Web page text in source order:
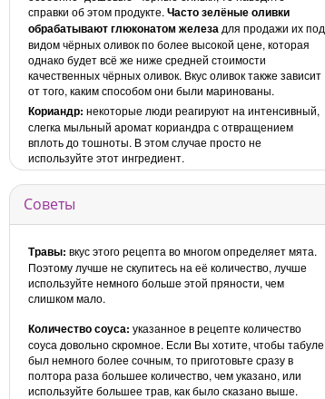
справки об этом продукте. Часто зелёные оливки
обрабатывают глюконатом железа для продажи их под
видом чёрных оливок по более высокой цене, которая
однако будет всё же ниже средней стоимости
качественных чёрных оливок. Вкус оливок также зависит
от того, каким способом они были маринованы.
Кориандр: некоторые люди реагируют на интенсивный,
слегка мыльный аромат кориандра с отвращением
вплоть до тошноты. В этом случае просто не
используйте этот ингредиент.
Советы
Травы: вкус этого рецепта во многом определяет мята.
Поэтому лучше не скупитесь на её количество, лучше
используйте немного больше этой пряности, чем
слишком мало.
Количество соуса: указанное в рецепте количество
соуса довольно скромное. Если Вы хотите, чтобы табуле
был немного более сочным, то приготовьте сразу в
полтора раза большее количество, чем указано, или
используйте большее трав, как было сказано выше.